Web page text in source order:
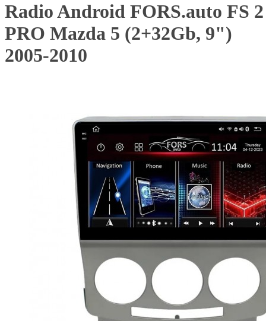
Radio Android FORS.auto FS 2
PRO Mazda 5 (2+32Gb, 9")
2005-2010